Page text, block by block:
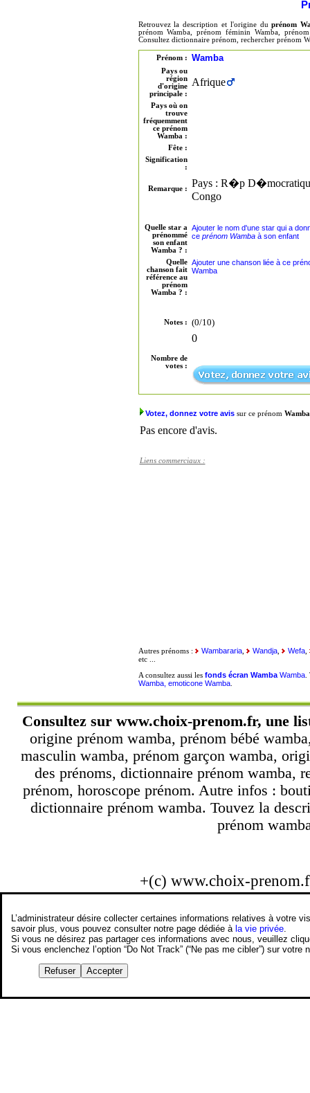
Retrouvez la description et l'origine duprénom
prénom Wamba, prénom féminin Wamba,
Consultez dictionnaire prénom, rechercher prénom
Prénom : Wamba
Pays ou
région
d'origine
principale :
Afrique
Pays où on
trouve
fréquemment
ce prénom
Wamba :
Fête :
Signification
:
Remarque :
Pays : R�p
Congo
Quelle star a
prénommé
son enfant
Wamba ? :
Ajouter le nom d'une star qui a
ce prénom Wambaà son enfant
Quelle
chanson fait
référence au
prénom
Wamba ? :
Ajouter une chanson liée à ce
Wamba
Notes : (0/10)
Nombre de
votes :
0
Votez, donnez votre avissur ce prénom Wamba
Pas encore d'avis.
Liens commerciaux :
Autres prénoms : Wambararia, Wandja, Wefa,
etc ...
A consultez aussi les fonds écran WambaWamba.
Wamba, emoticone Wamba.
Consultez sur www.choix-prenom.fr, une
origine prénom wamba, prénom bébé
masculin wamba, prénom garçon wamba,
des prénoms, dictionnaire prénom wamba,
prénom, horoscope prénom. Autre infos :
dictionnaire prénom wamba. Touvez la
prénom
+(c) www.choix-
L’administrateur désire collecter certaines informations relatives à votre
savoir plus, vous pouvez consulter notre page dédiée àla vie privée
Si vous ne désirez pas partager ces informations avec nous, veuillez
Si vous enclenchez l’option “Do Not Track” (“Ne pas me cibler”) sur
Refuser Accepter